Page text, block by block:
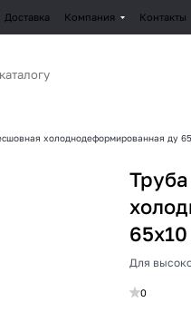
Доставка Компания Контакты
холоднодеформированная ду
Для
0